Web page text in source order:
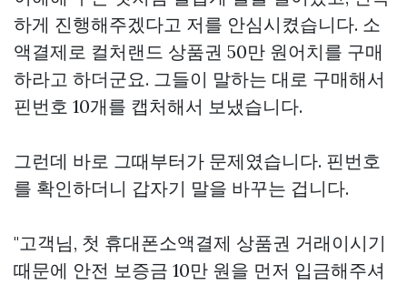
하게 진행해주겠다고 저를 안심시켰습니다. 소
액결제로 컬처랜드 상품권 50만 원어치를 구매
하라고 하더군요. 그들이 말하는 대로 구매해서
핀번호 10개를 캡처해서 보냈습니다.
그런데 바로 그때부터가 문제였습니다. 핀번호
를 확인하더니 갑자기 말을 바꾸는 겁니다.
"고객님, 첫 휴대폰소액결제 상품권 거래이시기
때문에 안전 보증금 10만 원을 먼저 입금해주셔